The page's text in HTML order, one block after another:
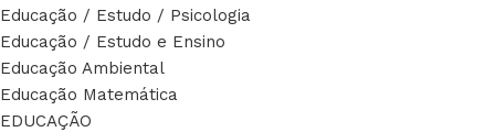
Educação / Estudo / Psicologia
Educação / Estudo e Ensino
Educação Ambiental
Educação Matemática
EDUCAÇÃO